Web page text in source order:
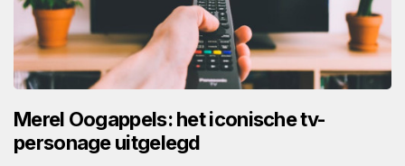
Merel Oogappels: het iconische tv-
personage uitgelegd